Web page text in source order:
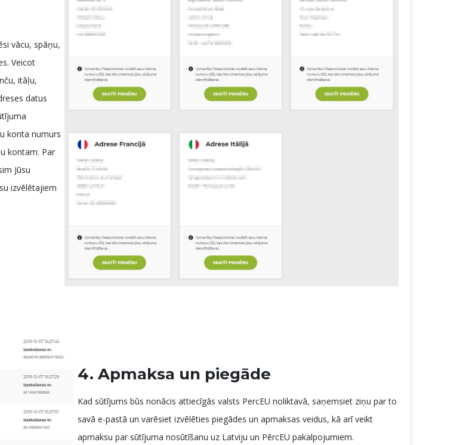
vācu, spāņu,
Veicot
itāļu,
datus
konta numurs
kontam. Par
Jūsu
izvēlētajiem
4. Apmaksa un piegāde
Kad sūtījums būs nonācis attiecīgās valsts PercEU noliktavā, saņemsiet ziņu par to
savā e-pastā un varēsiet izvēlēties piegādes un apmaksas veidus, kā arī veikt
apmaksu par sūtījuma nosūtīšanu uz Latviju un PērcEU pakalpojumiem.